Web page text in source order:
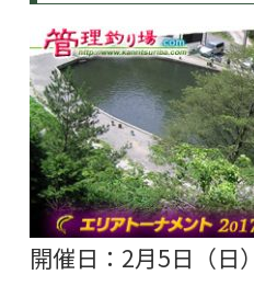
開催日：2月5日（